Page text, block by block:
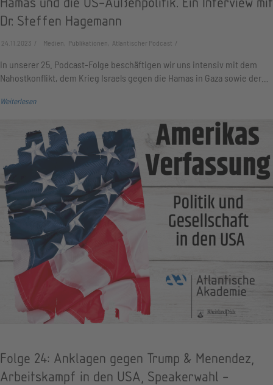
Dr. Steffen Hagemann
24.11.2023 Medien, Publikationen, Atlantischer Podcast
In unserer 25. Podcast-Folge beschäftigen wir uns intensiv mit dem
Nahostkonflikt, dem Krieg Israels gegen die Hamas in Gaza sowie der…
Weiterlesen
Folge 24: Anklagen gegen Trump & Menendez,
Arbeitskampf in den USA, Speakerwahl -